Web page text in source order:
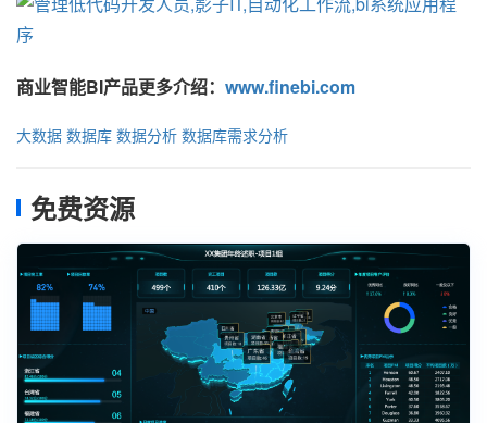
商业智能BI产品更多介绍： www.finebi.com
大数据 数据库 数据分析 数据库需求分析
免费资源